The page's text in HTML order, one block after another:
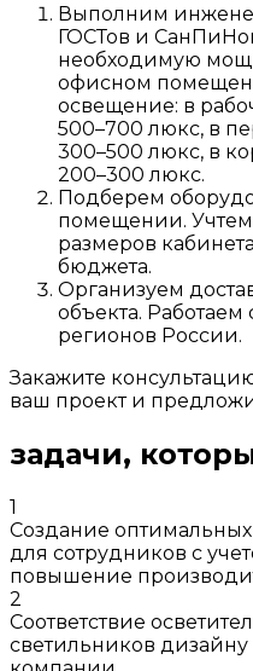
Выполним
ГОСТов и
необходимую
офисном
освещение: в
500–700 люкс, в
300–500 люкс, в
200–300 люкс.
Подберем
помещении.
размеров
бюджета.
Организуем
объекта. Работаем
регионов России.
Закажите
ваш проект и
задачи,
1
Создание
для сотрудников с
повышение
2
Соответствие
светильников